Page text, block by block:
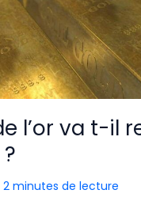
l’or va t-il
2 minutes de lecture